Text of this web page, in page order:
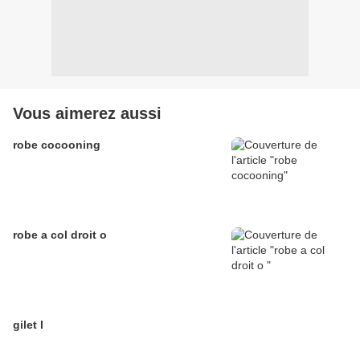
Vous aimerez aussi
robe cocooning
robe a col droit o
gilet l